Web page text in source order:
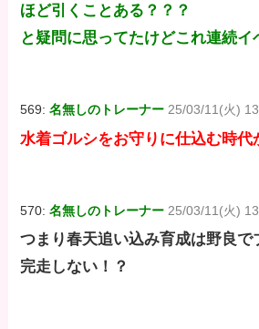
ほど引くことある？？？
と疑問に思ってたけどこれ連続
569:名無しのトレーナー 25/03/11(火)
水着ゴルシをお守りに仕込む時代
570:名無しのトレーナー 25/03/11(火)
つまり春天追い込み育成は野良で
完走しない！？